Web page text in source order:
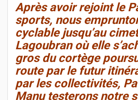
Après avoir rejoint le
sports, nous
cyclable jusqu’au
Lagoubran où elle
gros du cortège
route par le futur
par les collectivités,
Manu testerons notre